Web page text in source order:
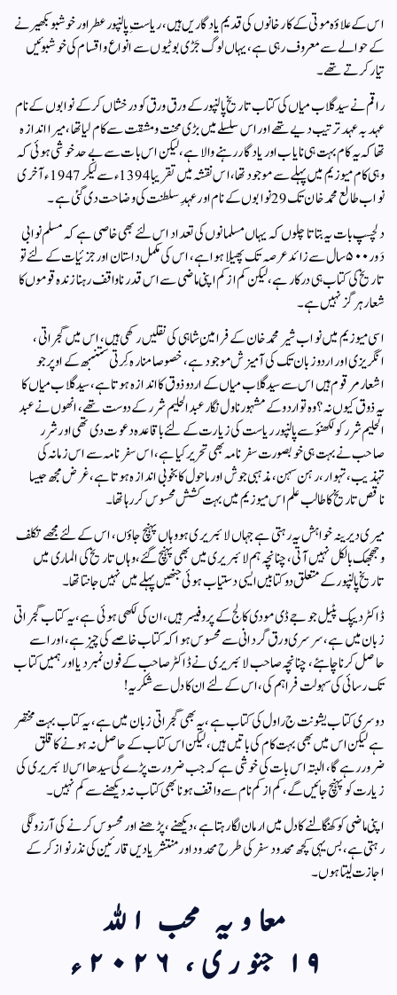
اس کے علاؤہ موتی کے کارخانوں کی قدیم یادگاریں ہیں، ریاستِ پالنپور عطر اور خوشبو بکھیرنے
کے حوالے سے معروف رہی ہے، یہاں لوگ جَڑی بوٹیوں سے انواع و اقسام کی خوشبوئیں
تیار کرتے تھے۔
راقم نے سید گلاب میاں کی کتاب تاریخ پالنپور کے ورق ورق کو درخشاں کرکے نوابوں کے نام
عہد بہ عہد ترتیب دیے تھے اور اس سلسلے میں بڑی محنت و مشقت سے کام لیا تھا، میرا اندازہ
تھا کہ یہ کام بہت ہی نایاب اور یادگار رہنے والا ہے، لیکن اس بات سے بے حد خوشی ہوئی کہ
وہی کام میوزیم میں پہلے سے موجود تھا، اس نقشہ میں تقریبا 1394ء سے لیکر 1947ء آخری
نواب طالع محمد خان تک 29 نوابوں کے نام اور عہدِ سلطنت کی وضاحت دی گئی ہے۔
دلچسپ بات یہ بتاتا چلوں کہ یہاں مسلمانوں کی تعداد اس لئے بھی خاصی ہے کہ مسلم نوابی
دَور ۵۰۰ سال سے زائد عرصہ تک پھیلا ہوا ہے، اس کی مکمل داستان اور جزئیات کے لئے تو
تاریخ کی کتاب ہی درکار ہے، لیکن کم از کم اپنی ماضی سے اس قدر نا واقف رہنا زندہ قوموں کا
شعار ہرگز نہیں ہے۔
اسی میوزیم میں نواب شیر محمد خان کے فرامینِ شاہی کی نقلیں رکھی ہیں، اس میں گجراتی،
انگریزی اور اردو زبان تک کی آمیزش موجود ہے، خصوصا منارہ کِرتی ستنبھ کے اوپر جو
اشعار مرقوم ہیں اس سے سید گلاب میاں کے اردو ذوق کا اندازہ ہوتا ہے، سید گلاب میاں کا
یہ ذوق کیوں نہ؟ وہ تو اردو کے مشہور ناول نگار عبد الحلیم شرر کے دوست تھے، انھوں نے عبد
الحلیم شرر کو لکھنؤ سے پالنپور ریاست کی زیارت کے لئے باقاعدہ دعوت دی تھی اور شرر
صاحب نے بہت ہی خوبصورت سفرنامہ بھی تحریر کیا ہے، اس سفر نامہ سے اس زمانہ کی
تہذیب، تہوار، رہن سہن، مذہبی جوش اور ماحول کا بخوبی اندازہ ہوتا ہے، غرض مجھ جیسا
ناقص تاریخ کا طالب علم اس میوزیم میں بہت کشش محسوس کررہا تھا۔
میری دیرینہ خواہش یہ رہتی ہے جہاں لائبریری ہو وہاں پہنچ جاؤں، اس کے لئے مجھے تکلف
و جھجھک بالکل نہیں آتی، چنانچہ ہم لائبریری میں بھی پہنچ گئے، وہاں تاریخ کی الماری میں
تاریخ پالنپور کے متعلق دو کتابیں ایسی دستیاب ہوئی جنھیں پہلے میں نہیں جانتا تھا۔
ڈاکٹر دیپک پٹیل جو جے ڈی مودی کالج کے پروفیسر ہیں، ان کی لکھی ہوئی ہے، یہ کتاب گجراتی
زبان میں ہے، سر سری ورق گردانی سے محسوس ہوا کہ کتاب خاصے کی چیز ہے، اور اسے
حاصل کرنا چاہئے، چنانچہ صاحب لائبریری نے ڈاکٹر صاحب کے فون نمبر دیا اور ہمیں کتاب
تک رسائی کی سہولت فراہم کی، اس کے لئے ان کا دل سے شکریہ!
دوسری کتاب یشونت ج راول کی کتاب ہے، یہ بھی گجراتی زبان میں ہے، یہ کتاب بہت مختصر
ہے لیکن اس میں بھی بہت کام کی باتیں ہیں، لیکن اس کتاب کے حاصل نہ ہونے کا قلق
ضرور رہے گا، البتہ اس بات کی خوشی ہے کہ جب ضرورت پڑے گی سیدھا اس لائبریری کی
زیارت کو پہنچ جائیں گے، کم از کم نام سے واقف ہونا بھی کتاب نہ دیکھنے سے کم نہیں۔
اپنی ماضی کو کھنگالنے کا دل میں ارمان لگا رہتا ہے، دیکھنے، پڑھنے اور محسوس کرنے کی آرزو لگی
رہتی ہے، بس یہی کچھ محدود سفر کی طرح محدود اور منتشر یادیں قارئین کی نذر نواز کرکے
اجازت لیتا ہوں۔
معاویہ محب الله
۱۹ جنوری، ۲۰۲۶ء